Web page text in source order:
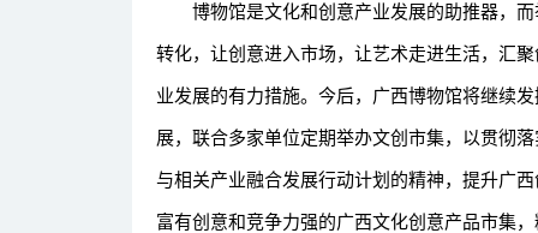
博物馆是文化和创意产业发展的助推器，而
转化，让创意进入市场，让艺术走进生活，汇
业发展的有力措施。今后，广西博物馆将继续
展，联合多家单位定期举办文创市集，以贯彻
与相关产业融合发展行动计划的精神，提升广
富有创意和竞争力强的广西文化创意产品市集